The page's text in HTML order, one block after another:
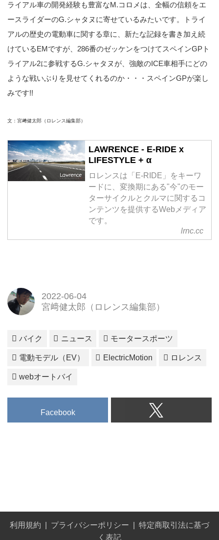
ライアル車の開発経験も豊富なM.コロメは、全幅の信頼をエ
ースライダーのG.シャタヌに寄せているみたいです。トライ
アルの歴史の電動車に関する章に、新たな記録を書き加え続
けているEMですが、286番のゼッケンをつけてスペインGPト
ライアル2に参戦するG.シャタヌが、強敵のICE車相手にどの
ような戦いぶりを見せてくれるのか・・・スペインGPが楽し
みです!!
文：宮﨑健太郎（ロレンス編集部）
LAWRENCE - E-RIDE x
LIFESTYLE + α
ロレンスは「E-RIDE」をキーワ
ードに、変換期にある"今"のモー
ターサイクルとクルマに関するコ
ンテンツを提供するWebメディア
です。
lrnc.cc
2022-06-04
宮﨑健太郎（ロレンス編集部）
バイク ニュース モータースポーツ
電動モデル（EV） ElectricMotion ロレンス
webオートバイ
Facebook
利用規約 プライバシーポリシー
特定商取引法に基づ
く表記